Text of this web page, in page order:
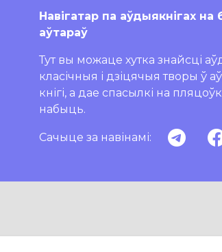
Навігатар па аўдыякнігах
аўтараў
Тут вы можаце хутка знайсці
класічныя і дзіцячыя творы ў
кнігі, а дае спасылкі на
набыць.
Сачыце за навінамі: